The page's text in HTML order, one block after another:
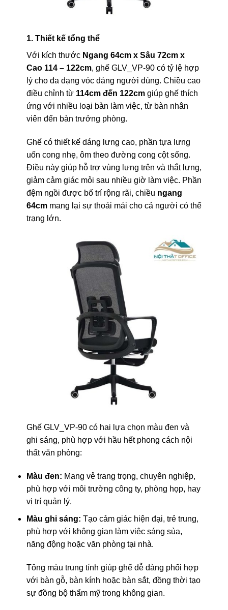
1. Thiết kế tổng thể
Với kích thước Ngang 64cm x Sâu 72cm x
Cao 114 – 122cm, ghế GLV_VP-90 có tỷ lệ hợp
lý cho đa dạng vóc dáng người dùng. Chiều cao
điều chỉnh từ 114cm đến 122cmgiúp ghế thích
ứng với nhiều loại bàn làm việc, từ bàn nhân
viên đến bàn trưởng phòng.
Ghế có thiết kế dáng lưng cao, phần tựa lưng
uốn cong nhẹ, ôm theo đường cong cột sống.
Điều này giúp hỗ trợ vùng lưng trên và thắt lưng,
giảm cảm giác mỏi sau nhiều giờ làm việc. Phần
đệm ngồi được bố trí rộng rãi, chiều ngang
64cmmang lại sự thoải mái cho cả người có thể
trạng lớn.
Ghế GLV_VP-90 có hai lựa chọn màu đen và
ghi sáng, phù hợp với hầu hết phong cách nội
thất văn phòng:
Màu đen: Mang vẻ trang trọng, chuyên nghiệp,
phù hợp với môi trường công ty, phòng họp, hay
vị trí quản lý.
Màu ghi sáng: Tạo cảm giác hiện đại, trẻ trung,
phù hợp với không gian làm việc sáng sủa,
năng động hoặc văn phòng tại nhà.
Tông màu trung tính giúp ghế dễ dàng phối hợp
với bàn gỗ, bàn kính hoặc bàn sắt, đồng thời tạo
sự đồng bộ thẩm mỹ trong không gian.